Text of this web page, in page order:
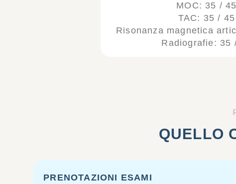
MOC: 35 /
TAC: 35 /
Risonanza magnetica
Radiografie: 35
QUELLO
PRENOTAZIONI ESAMI